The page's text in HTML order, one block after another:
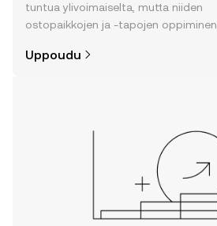
tuntua ylivoimaiselta, mutta niiden
ostopaikkojen ja -tapojen oppiminen
matkasi OKX:n mobiilisovelluksessa
Uppoudu